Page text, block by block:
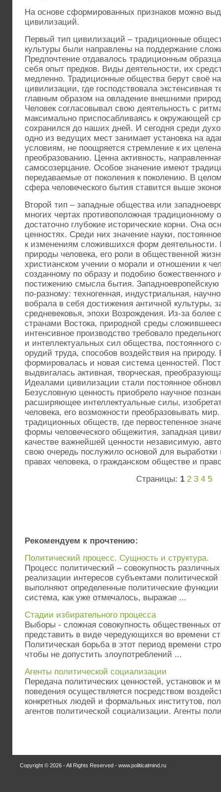
На основе сформированных признаков можно
цивилизаций.
Первый тип цивилизаций – традиционные
культуры были направлены на поддержание
Предпочтение отдавалось традиционным
себя опыт предков. Виды деятельности, их
медленно. Традиционные общества берут своё
цивилизации, где господствовала экстенсивная
главным образом на овладение внешними
Человек согласовывал свою деятельность с
максимально приспосабливаясь к окружающей
сохранился до наших дней. И сегодня среди
одно из ведущих мест занимает установка на
условиям, не поощряется стремление к их
преобразованию. Ценна активность,
самосозерцание. Особое значение имеют
передаваемые от поколения к поколению. В
сфера человеческого бытия ставится выше
Второй тип – западные общества или
многих чертах противоположная
достаточно глубокие исторические корни. Она
ценностях. Среди них значение науки,
к изменениям сложившихся форм
природы человека, его роли в общественной
христианском учении о морали и отношении к
созданному по образу и подобию божественного
постижению смысла бытия.
по-разному: техногенная, индустриальная,
вобрала в себя достижения античной культуры,
средневековья, эпохи Возрождения. Из-за более
странами Востока, природной среды
интенсивное производство требовало
и интеллектуальных сил общества, постоянного
орудий труда, способов воздействия на
формировалась и новая система ценностей.
выдвигалась активная, творческая,
Идеалами цивилизации стали постоянное
Безусловную ценность приобрело научное
расширяющее интеллектуальные силы,
человека, его возможности преобразовывать
традиционных обществ, где первостепенное
формы человеческого общежития, западная
качестве важнейшей ценности независимую,
свою очередь послужило основой для
правах человека, о гражданском обществе и
Страницы: 1 2 3 4 5
Рекомендуем к прочтению:
Политический процесс. Сущность и структура.
Процесс политический – совокупность
реализации интересов субъектами
выполняют определенные политические
система, как уже отмечалось, выражае ...
Стадии избирательного процесса
Выборы - сложная совокупность общественных
представить в виде чередующихся во времени
Политическая борьба в этот период времени
чтобы не допустить злоупотреблений ...
Агенты политической социализации
Передача политических ценностей, установок и
поведения осуществляется посредством
конкретных людей и формальных институтов,
агентов политической социализации. Агенты
Copyright © 2026 - All Rights Reserved - www.politicalmind.ru